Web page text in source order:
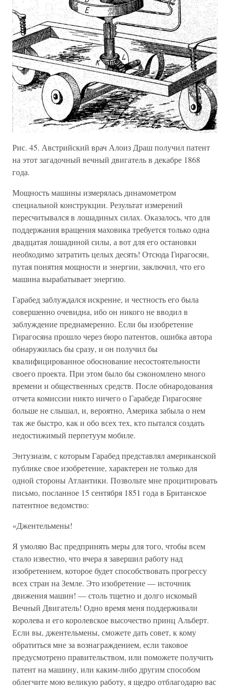
Рис. 45. Австрийский врач Алоиз Драш получил патент
на этот загадочный вечный двигатель в декабре 1868
года.
Мощность машины измерялась динамометром
специальной конструкции. Результат измерений
пересчитывался в лошадиных силах. Оказалось, что для
поддержания вращения маховика требуется только одна
двадцатая лошадиной силы, а вот для его остановки
необходимо затратить целых десять! Отсюда Гирагосян,
путая понятия мощности и энергии, заключил, что его
машина вырабатывает энергию.
Гарабед заблуждался искренне, и честность его была
совершенно очевидна, ибо он никого не вводил в
заблуждение преднамеренно. Если бы изобретение
Гирагосяна прошло через бюро патентов, ошибка автора
обнаружилась бы сразу, и он получил бы
квалифицированное обоснование несостоятельности
своего проекта. При этом было бы сэкономлено много
времени и общественных средств. После обнародования
отчета комиссии никто ничего о Гарабеде Гирагосяне
больше не слышал, и, вероятно, Америка забыла о нем
так же быстро, как и обо всех тех, кто пытался создать
недостижимый перпетуум мобиле.
Энтузиазм, с которым Гарабед представлял американской
публике свое изобретение, характерен не только для
одной стороны Атлантики. Позвольте мне процитировать
письмо, посланное 15 сентября 1851 года в Британское
патентное ведомство:
«Джентельмены!
Я умоляю Вас предпринять меры для того, чтобы всем
стало известно, что вчера я завершил работу над
изобретением, которое будет способствовать прогрессу
всех стран на Земле. Это изобретение — источник
движения машин! — столь тщетно и долго искомый
Вечный Двигатель! Одно время меня поддерживали
королева и его королевское высочество принц Альберт.
Если вы, джентельмены, сможете дать совет, к кому
обратиться мне за вознаграждением, если таковое
предусмотрено правительством, или поможете получить
патент на машину, или каким-либо другим способом
облегчите мою великую работу, я щедро отблагодарю вас